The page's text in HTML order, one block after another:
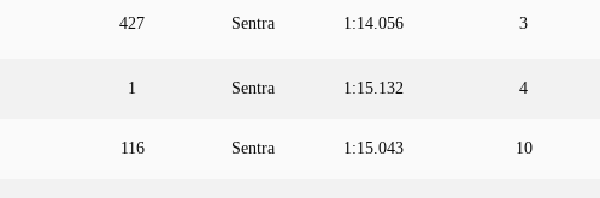
427 Sentra 1:14.056 3
1 Sentra 1:15.132 4
116 Sentra 1:15.043 10